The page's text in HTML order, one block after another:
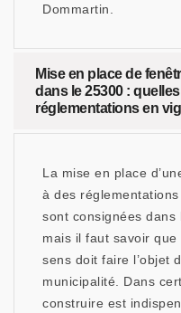
Dommartin.
Mise en place de
dans le 25300 :
réglementations en
La mise en place
à des
sont consignées dans
mais il faut savoir
sens doit faire l’objet
municipalité. Dans
construire est